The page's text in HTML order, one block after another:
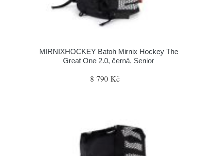
MIRNIXHOCKEY Batoh Mirnix Hockey The
Great One 2.0, černá, Senior
8 790 Kč